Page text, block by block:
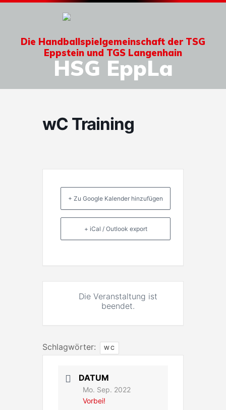
Die Handballspielgemeinschaft der TSG
Eppstein und TGS Langenhain
HSG EppLa
wC Training
+ Zu Google Kalender hinzufügen
+ iCal / Outlook export
Die Veranstaltung ist
beendet.
Schlagwörter: WC
DATUM
Mo. Sep. 2022
Vorbei!